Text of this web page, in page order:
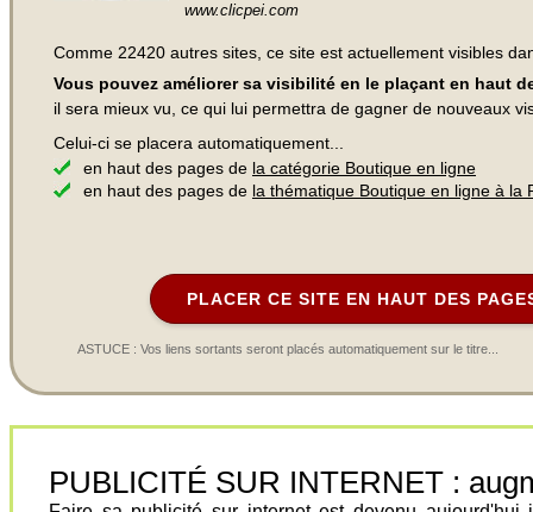
www.clicpei.com
Comme 22420 autres sites, ce site est actuellement visibles
Vous pouvez améliorer sa visibilité en le plaçant en haut
il sera mieux vu, ce qui lui permettra de gagner de nouveaux
Celui-ci se placera automatiquement...
en haut des pages de la catégorie Boutique en ligne
en haut des pages de la thématique Boutique en ligne à la
PLACER CE SITE EN HAUT DES
ASTUCE : Vos liens sortants seront placés automatiquement sur le titre...
PUBLICITÉ SUR INTERNET :